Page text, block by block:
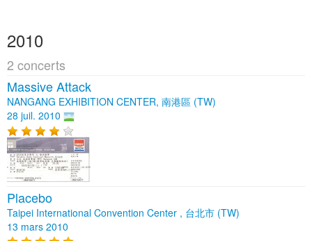
2010
2 concerts
Massive Attack
NANGANG EXHIBITION CENTER, 南港區 (TW)
28 juil. 2010
Placebo
Taipei International Convention Center , 台北市 (TW)
13 mars 2010